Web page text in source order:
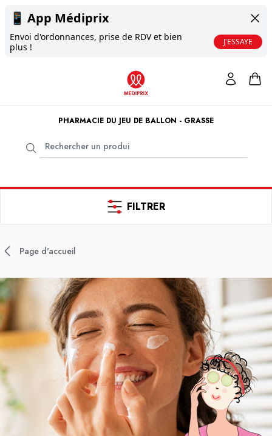
📱 App Médiprix
Envoi d'ordonnances, prise de RDV et bien
plus !
J'ESSAYE
PHARMACIE DU JEU DE BALLON - GRASSE
FILTRER
Page d'accueil